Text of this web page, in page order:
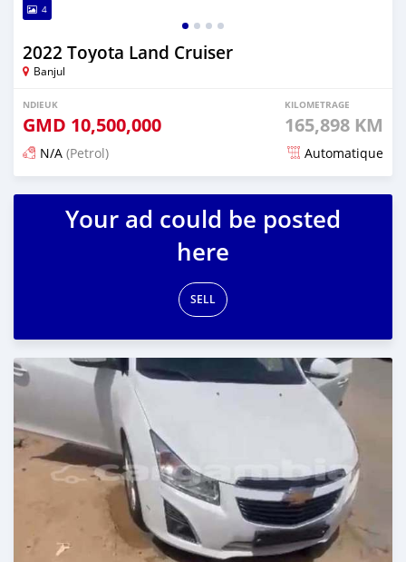
4
2022 Toyota Land Cruiser
Banjul
NDIEUK
GMD 10,500,000
KILOMETRAGE
165,898 KM
N/A (Petrol) Automatique
Dougal na niou ko depuis 25 days
Your ad could be posted
here
SELL